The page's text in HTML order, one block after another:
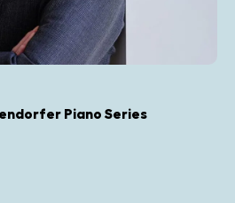
Piano Series